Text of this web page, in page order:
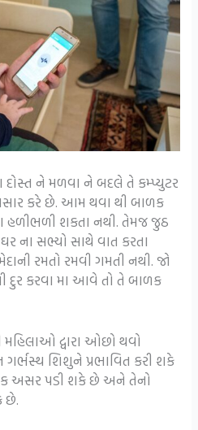
દોસ્ત ને મળવા ને બદલે તે કમ્પ્યુટર
કરે છે. આમ થવા થી બાળક
હળીભળી શકતા નથી. તેમજ જુઠ
ના સભ્યો સાથે વાત કરતા
રમતો રમવી ગમતી નથી. જો
કરવા મા આવે તો તે બાળક
દ્વારા ઓછો થવો
શિશુને પ્રભાવિત કરી શકે
અસર પડી શકે છે અને તેનો
છે.